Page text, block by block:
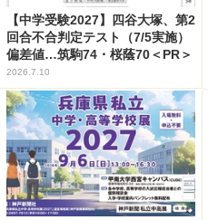
【中学受験2027】四谷大塚、第2
回合不合判定テスト（7/5実施）
偏差値…筑駒74・桜蔭70＜PR＞
2026.7.10